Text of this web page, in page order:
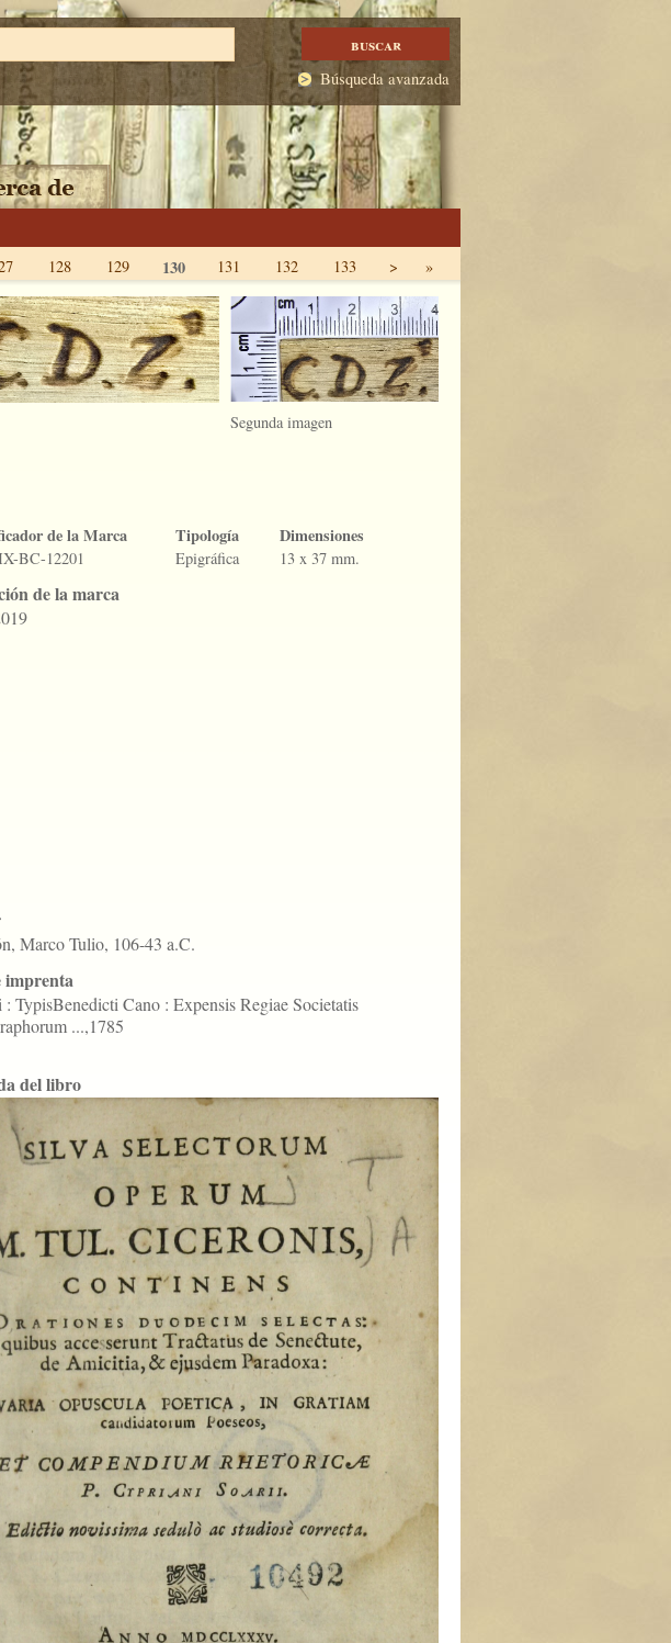
Búsqueda avanzada
128 129 130 131 132 133 > »
Segunda imagen
de la Marca
BC-12201
Tipología
Epigráfica
Dimensiones
13 x 37 mm.
de la marca
Marco Tulio, 106-43 a.C.
imprenta
TypisBenedicti Cano : Expensis Regiae Societatis
...,1785
del libro